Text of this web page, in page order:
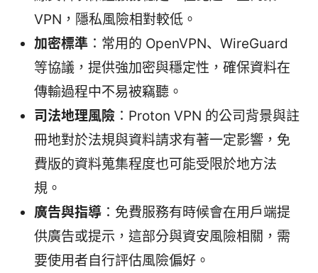
VPN，隱私風險相對較低。
加密標準 ：常用的 OpenVPN、WireGuard
等協議，提供強加密與穩定性，確保資料在
傳輸過程中不易被竊聽。
司法地理風險 ：Proton VPN 的公司背景與註
冊地對於法規與資料請求有著一定影響，免
費版的資料蒐集程度也可能受限於地方法
規。
廣告與指導 ：免費服務有時候會在用戶端提
供廣告或提示，這部分與資安風險相關，需
要使用者自行評估風險偏好。